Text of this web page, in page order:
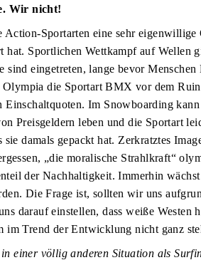
Wir nicht!
Sportarten eine sehr eigenwillige
Sportlichen Wettkampf auf Wellen
sind eingetreten, lange bevor
Olympia die Sportart BMX vor dem
Einschaltquoten. Im Snowboarding
Preisgeldern leben und die Sportart
sie damals gepackt hat. Zerkratztes
„die moralische Strahlkraft“
der Nachhaltigkeit. Immerhin
Die Frage ist, sollten wir uns
darauf einstellen, dass weiße Westen
im Trend der Entwicklung nicht ganz
in einer völlig anderen Situation als